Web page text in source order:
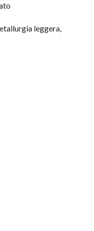
leggera,